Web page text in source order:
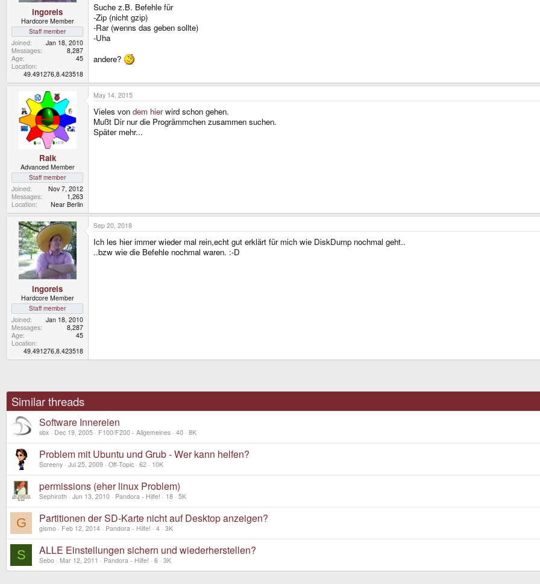
ingoreis
Hardcore Member
Staff member
Joined
Jan 18, 2010
Messages
8,287
Age
45
Location
49.491276,8.423518
Suche z.B. Befehle für
-Zip (nicht gzip)
-Rar (wenns das geben sollte)
-Uha
andere?
Raik
Advanced Member
Staff member
Joined
Nov 7, 2012
Messages
1,263
Location
Near Berlin
May 14, 2015
Vieles von dem hierwird schon gehen.
Mußt Dir nur die Progrämmchen zusammen suchen.
Später mehr...
ingoreis
Hardcore Member
Staff member
Joined
Jan 18, 2010
Messages
8,287
Age
45
Location
49.491276,8.423518
Sep 20, 2018
Ich les hier immer wieder mal rein,echt gut erklärt für mich wie DiskDump nochmal geht..
..bzw wie die Befehle nochmal waren. :-D
Similar threads
Software Innereien
sbx Dec 19, 2005 F100/F200 - Allgemeines 40 8K
Problem mit Ubuntu und Grub - Wer kann helfen?
Screeny Jul 25, 2009 Off-Topic 62 10K
permissions (eher linux Problem)
Sephiroth Jun 13, 2010 Pandora - Hilfe! 18 5K
G Partitionen der SD-Karte nicht auf Desktop anzeigen?
gismo Feb 12, 2014 Pandora - Hilfe! 4 3K
S ALLE Einstellungen sichern und wiederherstellen?
Sebo Mar 12, 2011 Pandora - Hilfe! 6 3K